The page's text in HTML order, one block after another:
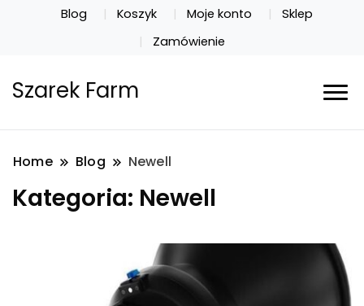
Blog Koszyk Moje konto
Sklep
Zamówienie
Szarek Farm
Home Blog Newell
Kategoria: Newell